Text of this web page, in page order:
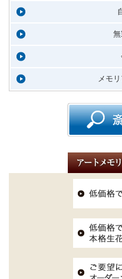
メモ